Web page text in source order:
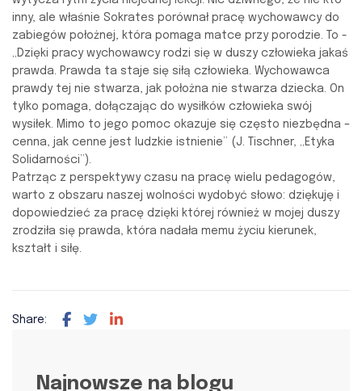
inny, ale właśnie Sokrates porównał pracę wychowawcy do
zabiegów położnej, która pomaga matce przy porodzie. To -
„Dzięki pracy wychowawcy rodzi się w duszy człowieka jakaś
prawda. Prawda ta staje się siłą człowieka. Wychowawca
prawdy tej nie stwarza, jak położna nie stwarza dziecka. On
tylko pomaga, dołączając do wysiłków człowieka swój
wysiłek. Mimo to jego pomoc okazuje się często niezbędna –
cenna, jak cenne jest ludzkie istnienie” (J. Tischner, „Etyka
Solidarności”).
Patrząc z perspektywy czasu na pracę wielu pedagogów,
warto z obszaru naszej wolności wydobyć słowo: dziękuję i
dopowiedzieć za pracę dzięki której również w mojej duszy
zrodziła się prawda, która nadała memu życiu kierunek,
kształt i siłę.
Share:
Najnowsze na blogu